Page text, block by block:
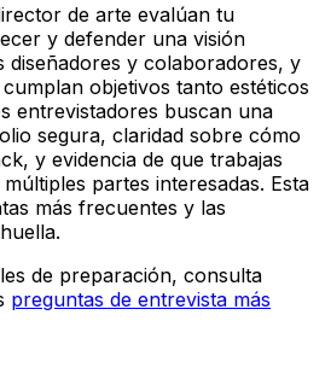
de arte evalúan tu
y defender una visión
diseñadores y colaboradores, y
objetivos tanto estéticos
entrevistadores buscan una
segura, claridad sobre cómo
y evidencia de que trabajas
partes interesadas. Esta
más frecuentes y las
de preparación, consulta
preguntas de entrevista más